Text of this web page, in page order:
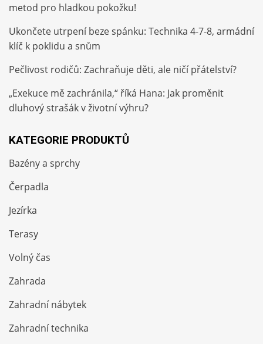
metod pro hladkou pokožku!
Ukončete utrpení beze spánku: Technika 4-7-8, armádní
klíč k poklidu a snům
Pečlivost rodičů: Zachraňuje děti, ale ničí přátelství?
„Exekuce mě zachránila,“ říká Hana: Jak proměnit
dluhový strašák v životní výhru?
KATEGORIE PRODUKTŮ
Bazény a sprchy
Čerpadla
Jezírka
Terasy
Volný čas
Zahrada
Zahradní nábytek
Zahradní technika